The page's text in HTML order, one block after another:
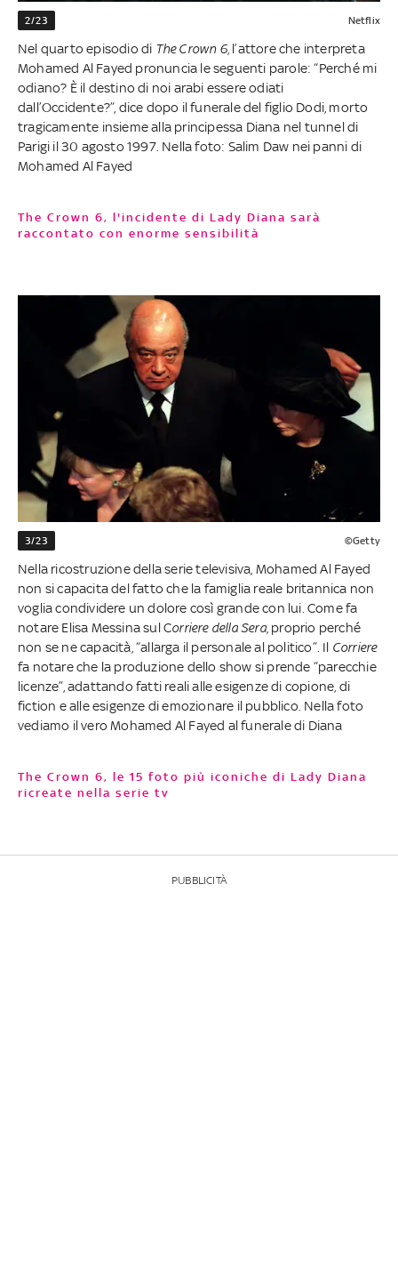
2/23 Netflix
Nel quarto episodio di The Crown 6, l’attore che interpreta
Mohamed Al Fayed pronuncia le seguenti parole: “Perché mi
odiano? È il destino di noi arabi essere odiati
dall’Occidente?”, dice dopo il funerale del figlio Dodi, morto
tragicamente insieme alla principessa Diana nel tunnel di
Parigi il 30 agosto 1997. Nella foto: Salim Daw nei panni di
Mohamed Al Fayed
The Crown 6, l'incidente di Lady Diana sarà
raccontato con enorme sensibilità
3/23 ©Getty
Nella ricostruzione della serie televisiva, Mohamed Al Fayed
non si capacita del fatto che la famiglia reale britannica non
voglia condividere un dolore così grande con lui. Come fa
notare Elisa Messina sul Corriere della Sera, proprio perché
non se ne capacità, “allarga il personale al politico”. Il Corriere
fa notare che la produzione dello show si prende “parecchie
licenze”, adattando fatti reali alle esigenze di copione, di
fiction e alle esigenze di emozionare il pubblico. Nella foto
vediamo il vero Mohamed Al Fayed al funerale di Diana
The Crown 6, le 15 foto più iconiche di Lady Diana
ricreate nella serie tv
PUBBLICITÀ